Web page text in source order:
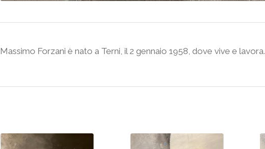
Massimo Forzani è nato a Terni, il 2 gennaio 1958, dove vive e lavora.